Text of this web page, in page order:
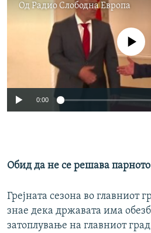
ОдРадио Слободна Eвропа
No media source
0:00
Обид да не се решава парното
Грејната сезона во главниот
знае дека државата има
затоплување на главниот